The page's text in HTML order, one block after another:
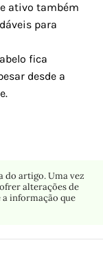
ativo também
​​para
fica
desde a
artigo. Uma vez
alterações de
informação que